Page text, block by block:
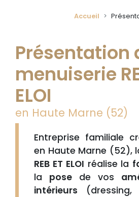
Accueil
Présentation
menuiserie
ELOI
en Haute Marne (52)
Entreprise familiale
en Haute Marne (52),
REB ET ELOI réalise la
la pose de vos
intérieurs (dressing,